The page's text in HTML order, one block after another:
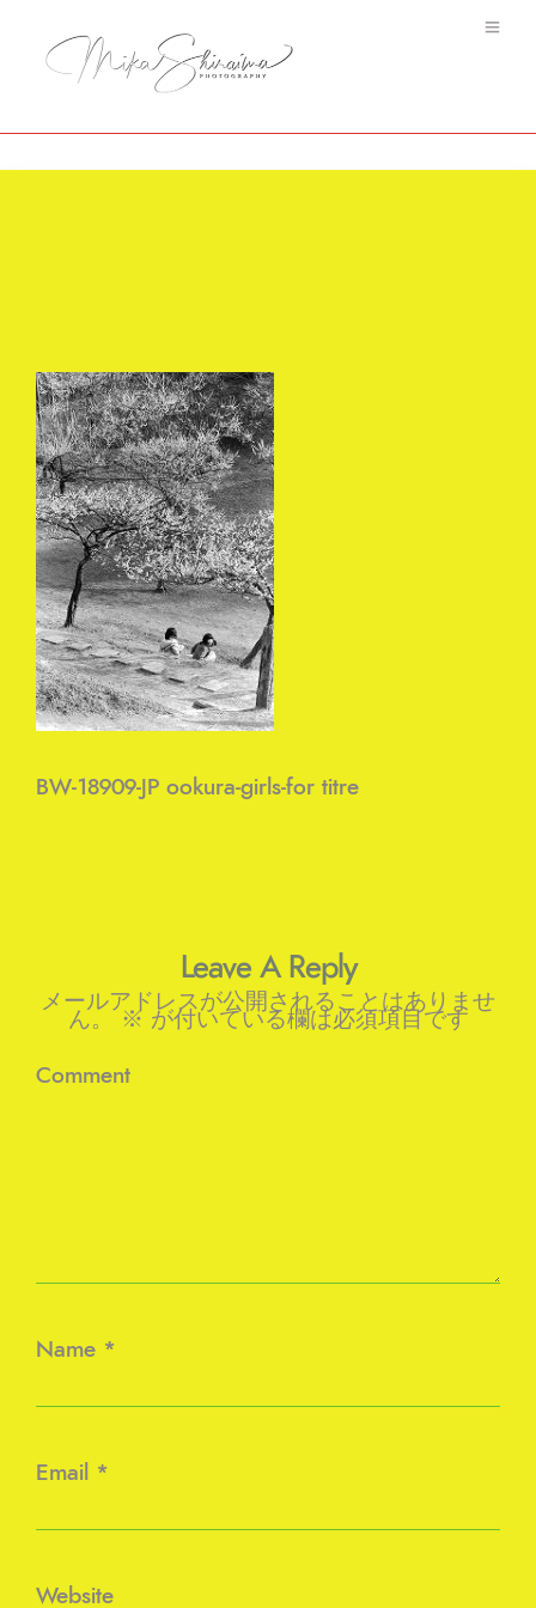
BW-18909-JP ookura-girls-for titre
Leave A Reply
メールアドレスが公開されることはありませ
ん。 ※ が付いている欄は必須項目です
Comment
Name *
Email *
Website